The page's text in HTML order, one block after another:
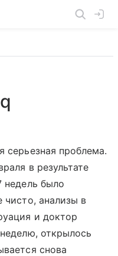
серьезная проблема.
в результате
недель было
чисто, анализы в
и доктор
открылось
снова